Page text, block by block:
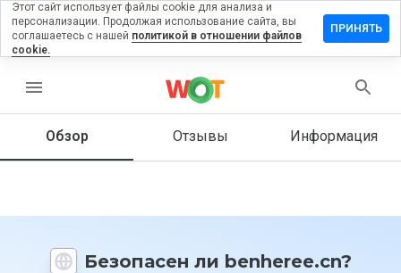
menu
Обзор Отзывы Информация
Безопасен ли benheree.cn?
на
Как бы
этот
1 до 5?
Этот сайт использует файлы cookie для анализа и
персонализации. Продолжая использование сайта, вы
соглашаетесь с нашей политикой в отношении файлов
cookie.
ПРИНЯТЬ